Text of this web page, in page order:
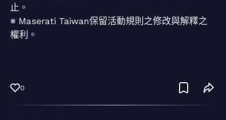
止。
※ Maserati Taiwan保留活動規則之修改與解釋之
權利。
0